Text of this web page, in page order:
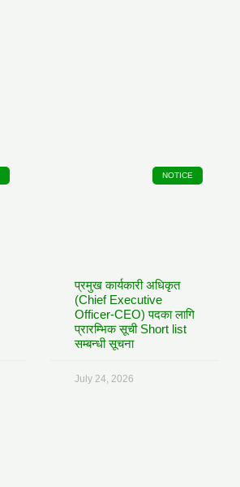
NOTICE
प्रमुख कार्यकारी अधिकृत
(Chief Executive
Officer-CEO) पदका लागि
प्रारम्भिक सूची Short list
सम्बन्धी सूचना
July 24, 2026